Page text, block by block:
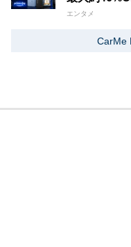
エンタメ
CarMe